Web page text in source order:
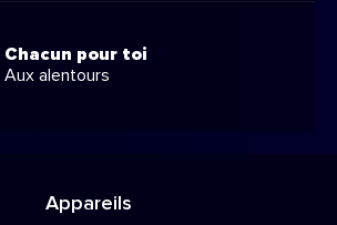
Chacun pour toi
Aux alentours
Appareils